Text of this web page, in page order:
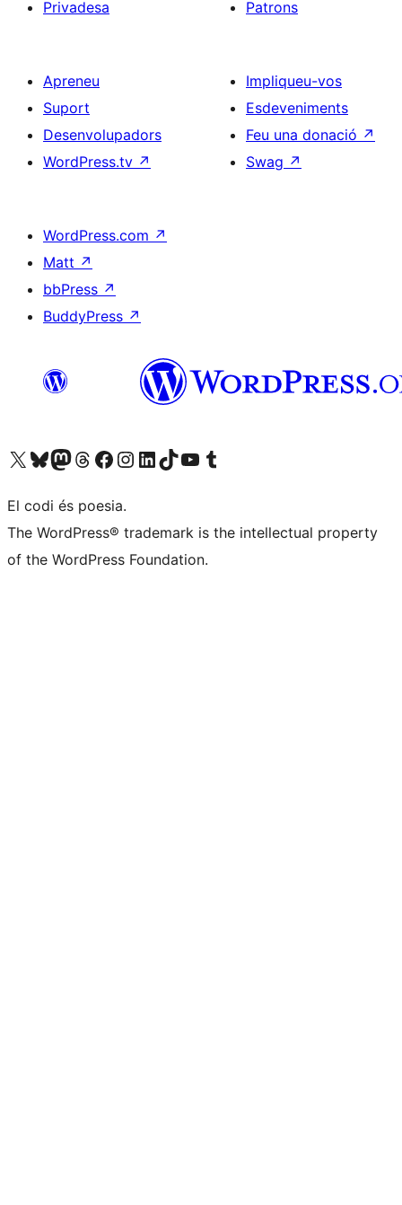
Privadesa
Patrons
Apreneu
Suport
Desenvolupadors
WordPress.tv ↗
Impliqueu-vos
Esdeveniments
Feu una donació ↗
Swag ↗
WordPress.com ↗
Matt ↗
bbPress ↗
BuddyPress ↗
Visiteu el nostre compte X (abans Twitter)
Visiteu el nostre compte de Bluesky
Visiteu el nostre compte al Mastodon
Visiteu el nostre compte de Threads
Visiteu la nostra pàgina al Facebook
Visiteu el nostre compte d'Instagram
Visiteu el nostre compte de LinkedIn
Visiteu el nostre compte de TikTok
Visiteu el nostre canal al YouTube
Visiteu el nostre compte de Tumblr
El codi és poesia.
The WordPress® trademark is the intellectual property
of the WordPress Foundation.